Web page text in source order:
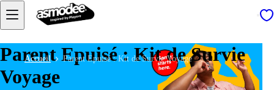
Accueil Parent Epuisé : Kit de Survie Voyage
Parent Epuisé : Kit de Survie
Voyage